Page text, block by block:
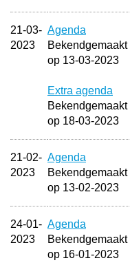
21-03-
2023
Agenda
Bekendgemaakt
op 13-03-2023
Extra agenda
Bekendgemaakt
op 18-03-2023
21-02-
2023
Agenda
Bekendgemaakt
op 13-02-2023
24-01-
2023
Agenda
Bekendgemaakt
op 16-01-2023